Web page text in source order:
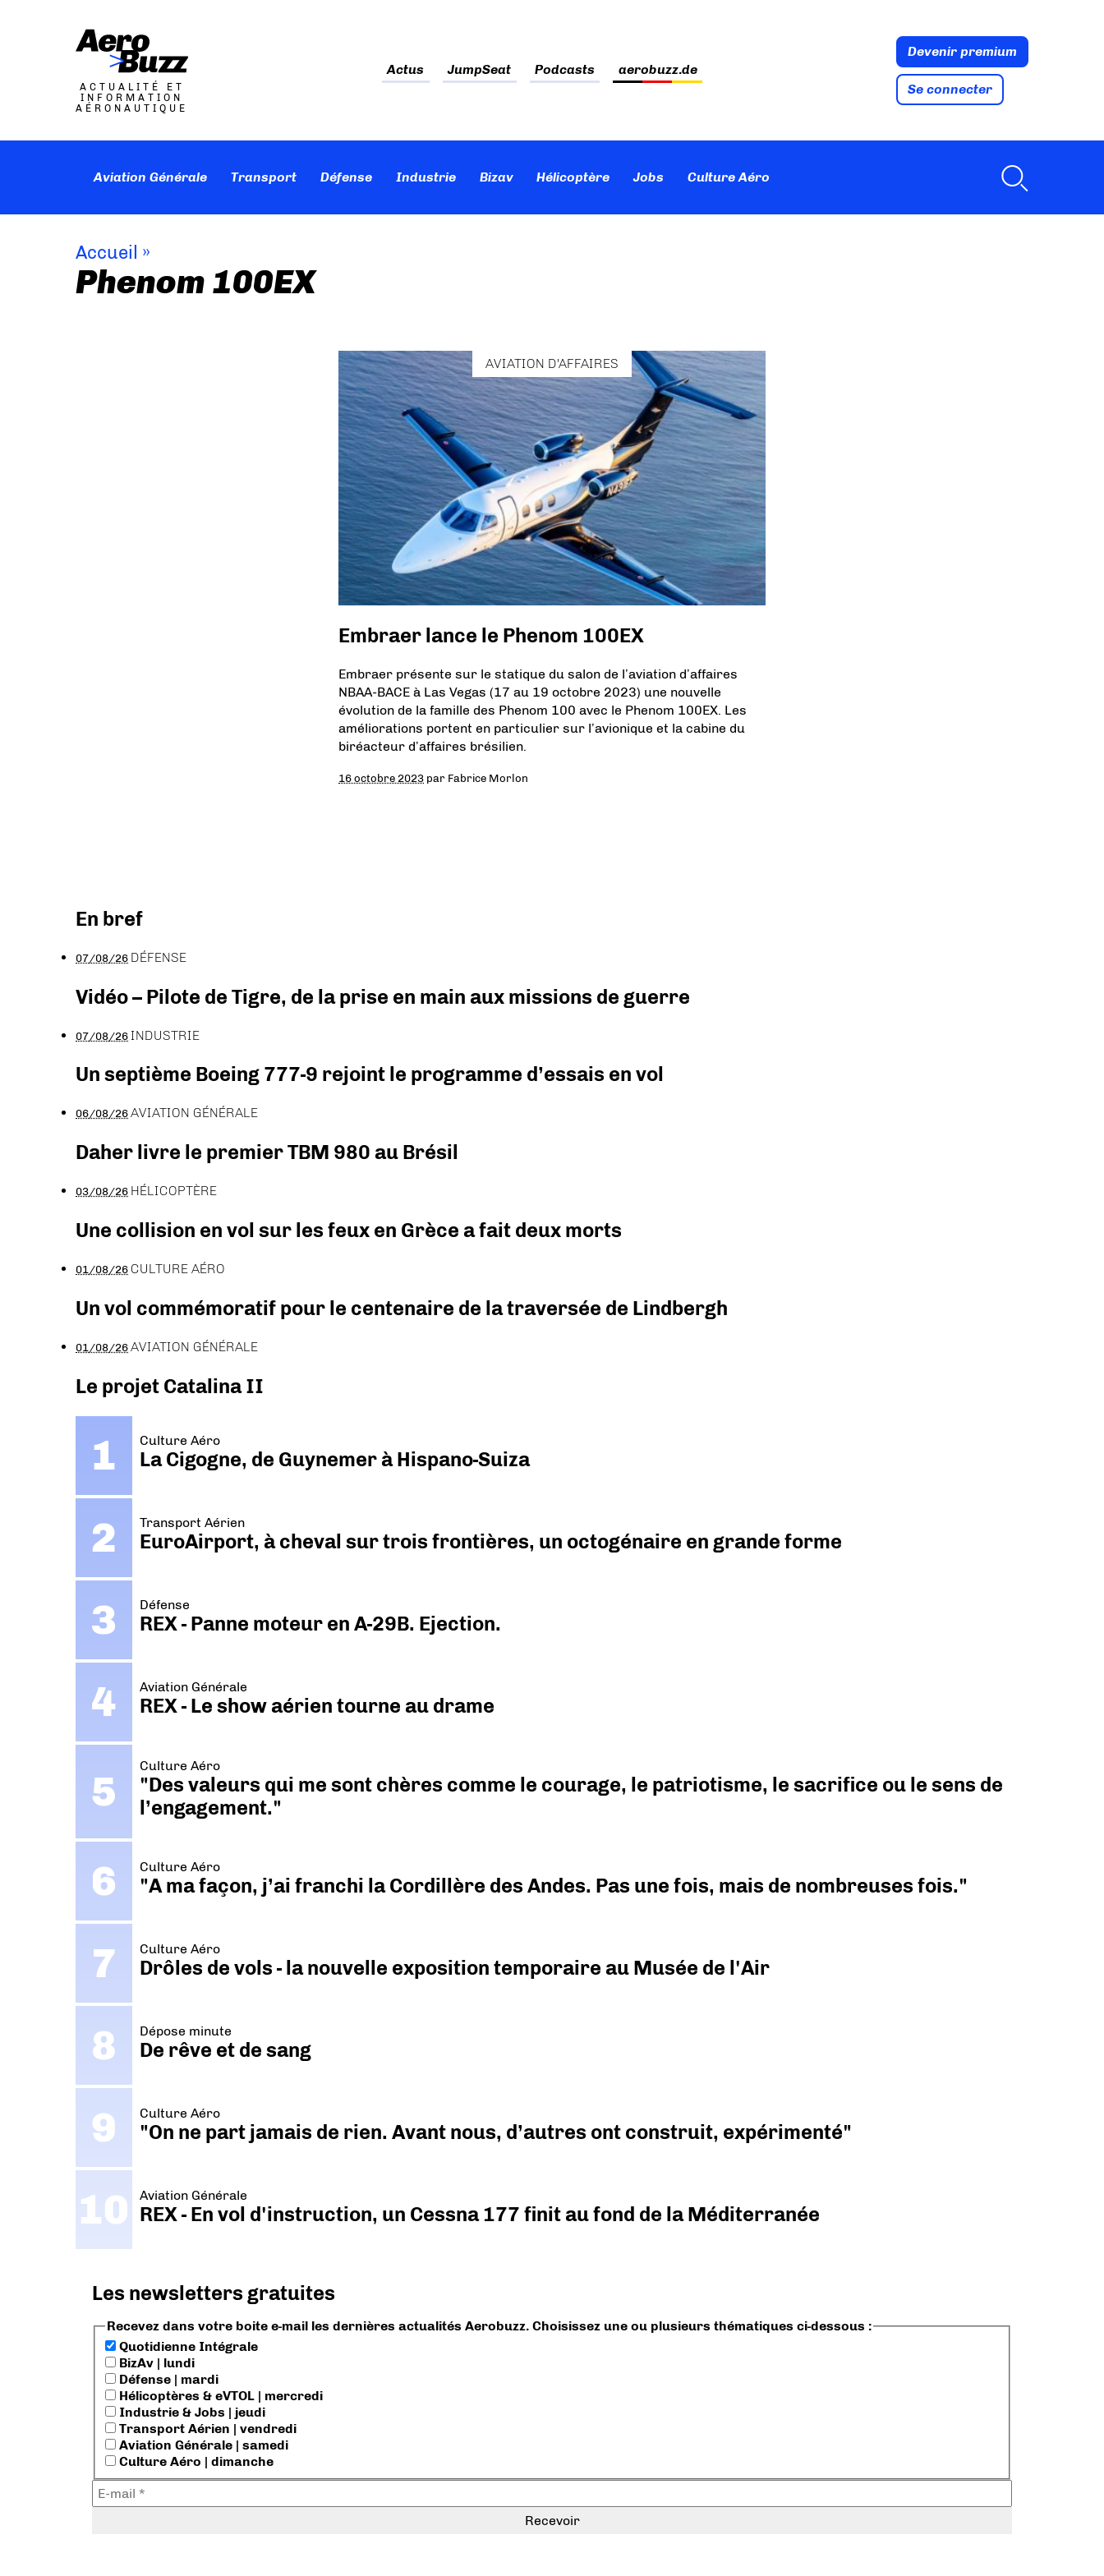
ACTUALITÉ ET
INFORMATION
AÉRONAUTIQUE
Actus JumpSeat Podcasts aerobuzz.de
Devenir premium
Se connecter
Aviation Générale Transport Défense Industrie Bizav Hélicoptère Jobs Culture Aéro
Accueil »
Phenom 100EX
AVIATION D'AFFAIRES
Embraer lance le Phenom 100EX
Embraer présente sur le statique du salon de l’aviation d’affaires
NBAA-BACE à Las Vegas (17 au 19 octobre 2023) une nouvelle
évolution de la famille des Phenom 100 avec le Phenom 100EX. Les
améliorations portent en particulier sur l’avionique et la cabine du
biréacteur d’affaires brésilien.
16 octobre 2023 par Fabrice Morlon
En bref
07/08/26 DÉFENSE
Vidéo – Pilote de Tigre, de la prise en main aux missions de guerre
07/08/26INDUSTRIE
Un septième Boeing 777-9 rejoint le programme d’essais en vol
06/08/26AVIATION GÉNÉRALE
Daher livre le premier TBM 980 au Brésil
03/08/26 HÉLICOPTÈRE
Une collision en vol sur les feux en Grèce a fait deux morts
01/08/26 CULTURE AÉRO
Un vol commémoratif pour le centenaire de la traversée de Lindbergh
01/08/26AVIATION GÉNÉRALE
Le projet Catalina II
Culture Aéro
La Cigogne, de Guynemer à Hispano-Suiza
Transport Aérien
EuroAirport, à cheval sur trois frontières, un octogénaire en grande forme
Défense
REX - Panne moteur en A-29B. Ejection.
Aviation Générale
REX - Le show aérien tourne au drame
Culture Aéro
"Des valeurs qui me sont chères comme le courage, le patriotisme, le sacrifice ou le sens de
l’engagement."
Culture Aéro
"A ma façon, j’ai franchi la Cordillère des Andes. Pas une fois, mais de nombreuses fois."
Culture Aéro
Drôles de vols - la nouvelle exposition temporaire au Musée de l'Air
Dépose minute
De rêve et de sang
Culture Aéro
"On ne part jamais de rien. Avant nous, d’autres ont construit, expérimenté"
Aviation Générale
REX - En vol d'instruction, un Cessna 177 finit au fond de la Méditerranée
Les newsletters gratuites
Recevez dans votre boite e-mail les dernières actualités Aerobuzz. Choisissez une ou plusieurs thématiques ci-dessous :
Quotidienne Intégrale
BizAv | lundi
Défense | mardi
Hélicoptères & eVTOL | mercredi
Industrie & Jobs | jeudi
Transport Aérien | vendredi
Aviation Générale | samedi
Culture Aéro | dimanche